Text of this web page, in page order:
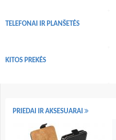
TELEFONAI IR PLANŠETĖS
KITOS PREKĖS
PRIEDAI IR AKSESUARAI